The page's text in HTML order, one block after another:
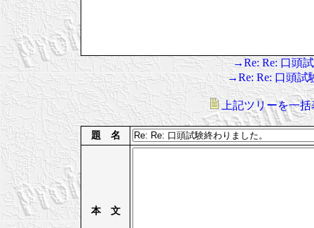
→Re: Re: 口頭
→Re: Re: 口頭試
上記ツリーを一括
題 名
本 文